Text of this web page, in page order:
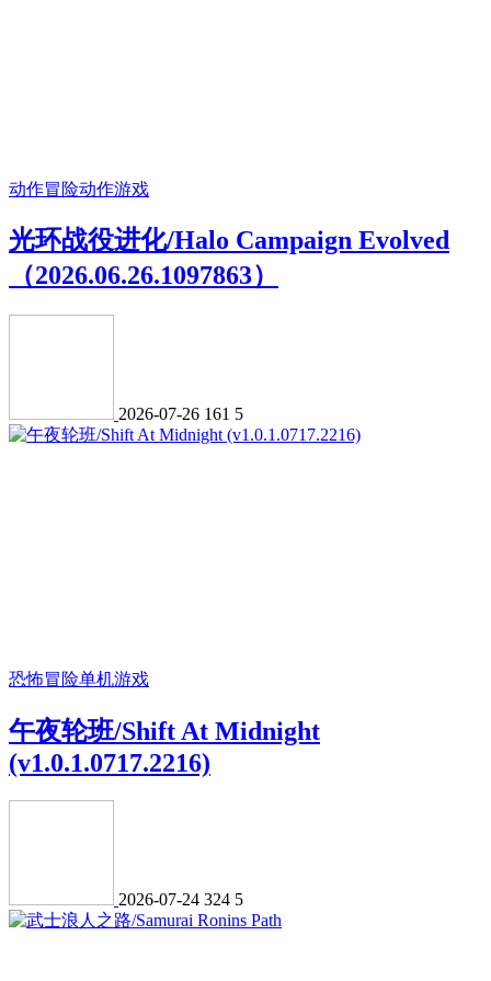
动作冒险动作游戏
光环战役进化/Halo Campaign Evolved
（2026.06.26.1097863）
2026-07-26 161 5
恐怖冒险单机游戏
午夜轮班/Shift At Midnight
(v1.0.1.0717.2216)
2026-07-24 324 5